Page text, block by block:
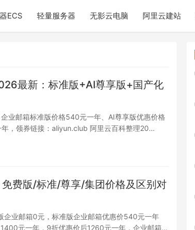
ECS 轻量服务器 无影云电脑 阿里云建站
最新：标准版+AI尊享版+国产化
业邮箱标准版价格540元一年、AI尊享版优惠价格
，领券链接：aliyun.club 阿里云百科整理20…
费版/标准/尊享/集团价格及区别对
企业邮箱0元，标准版企业邮箱优惠价540元一年
元一年，9折优惠价后1260元一年，企业邮箱集